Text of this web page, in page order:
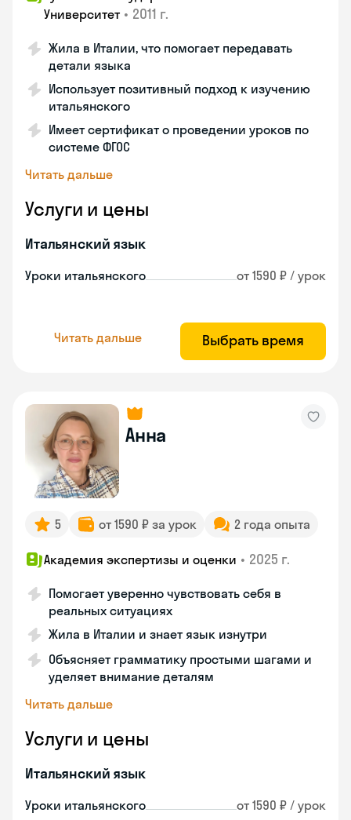
Университет • 2011 г.
Жила в Италии, что помогает передавать
детали языка
Использует позитивный подход к изучению
итальянского
Имеет сертификат о проведении уроков по
системе ФГОС
Читать дальше
Услуги и цены
Итальянский язык
Уроки итальянского от 1590 ₽ / урок
Читать дальше Выбрать время
Анна
5 от 1590 ₽ за урок 2 года опыта
Академия экспертизы и оценки • 2025 г.
Помогает уверенно чувствовать себя в
реальных ситуациях
Жила в Италии и знает язык изнутри
Объясняет грамматику простыми шагами и
уделяет внимание деталям
Читать дальше
Услуги и цены
Итальянский язык
Уроки итальянского от 1590 ₽ / урок